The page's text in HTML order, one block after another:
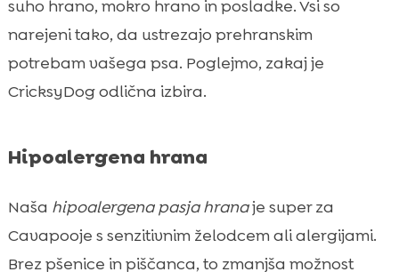
suho hrano, mokro hrano in posladke. Vsi so
narejeni tako, da ustrezajo prehranskim
potrebam vašega psa. Poglejmo, zakaj je
CricksyDog odlična izbira.
Hipoalergena hrana
Naša hipoalergena pasja hranaje super za
Cavapooje s senzitivnim želodcem ali alergijami.
Brez pšenice in piščanca, to zmanjša možnost